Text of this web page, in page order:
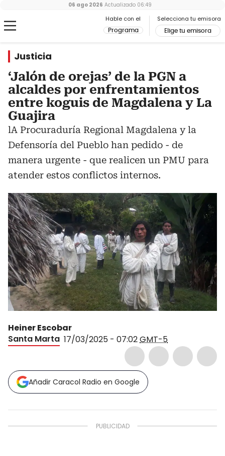
Hable con el
Programa
Selecciona tu emisora
Elige tu emisora
06 ago 2026 Actualizado 06:49
Justicia
‘Jalón de orejas’ de la PGN a
alcaldes por enfrentamientos
entre koguis de Magdalena y La
Guajira
lA Procuraduría Regional Magdalena y la
Defensoría del Pueblo han pedido - de
manera urgente - que realicen un PMU para
atender estos conflictos internos.
Heiner Escobar
Santa Marta 17/03/2025 - 07:02GMT-5
Añadir Caracol Radio en Google